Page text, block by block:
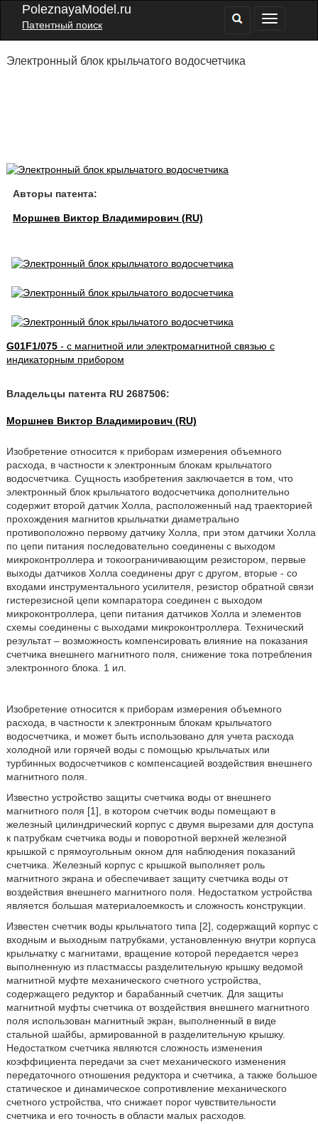
PoleznayaModel.ru
Патентный поиск
Электронный блок крыльчатого водосчетчика
Авторы патента:
Моршнев Виктор Владимирович (RU)
G01F1/075- с магнитной или электромагнитной связью с
индикаторным прибором
Владельцы патента RU 2687506:
Моршнев Виктор Владимирович (RU)
Изобретение относится к приборам измерения объемного
расхода, в частности к электронным блокам крыльчатого
водосчетчика. Сущность изобретения заключается в том, что
электронный блок крыльчатого водосчетчика дополнительно
содержит второй датчик Холла, расположенный над траекторией
прохождения магнитов крыльчатки диаметрально
противоположно первому датчику Холла, при этом датчики Холла
по цепи питания последовательно соединены с выходом
микроконтроллера и токоограничивающим резистором, первые
выходы датчиков Холла соединены друг с другом, вторые - со
входами инструментального усилителя, резистор обратной связи
гистерезисной цепи компаратора соединен с выходом
микроконтроллера, цепи питания датчиков Холла и элементов
схемы соединены с выходами микроконтроллера. Технический
результат – возможность компенсировать влияние на показания
счетчика внешнего магнитного поля, снижение тока потребления
электронного блока. 1 ил.
Изобретение относится к приборам измерения объемного
расхода, в частности к электронным блокам крыльчатого
водосчетчика, и может быть использовано для учета расхода
холодной или горячей воды с помощью крыльчатых или
турбинных водосчетчиков с компенсацией воздействия внешнего
магнитного поля.
Известно устройство защиты счетчика воды от внешнего
магнитного поля [1], в котором счетчик воды помещают в
железный цилиндрический корпус с двумя вырезами для доступа
к патрубкам счетчика воды и поворотной верхней железной
крышкой с прямоугольным окном для наблюдения показаний
счетчика. Железный корпус с крышкой выполняет роль
магнитного экрана и обеспечивает защиту счетчика воды от
воздействия внешнего магнитного поля. Недостатком устройства
является большая материалоемкость и сложность конструкции.
Известен счетчик воды крыльчатого типа [2], содержащий корпус с
входным и выходным патрубками, установленную внутри корпуса
крыльчатку с магнитами, вращение которой передается через
выполненную из пластмассы разделительную крышку ведомой
магнитной муфте механического счетного устройства,
содержащего редуктор и барабанный счетчик. Для защиты
магнитной муфты счетчика от воздействия внешнего магнитного
поля использован магнитный экран, выполненный в виде
стальной шайбы, армированной в разделительную крышку.
Недостатком счетчика являются сложность изменения
коэффициента передачи за счет механического изменения
передаточного отношения редуктора и счетчика, а также большое
статическое и динамическое сопротивление механического
счетного устройства, что снижает порог чувствительности
счетчика и его точность в области малых расходов.